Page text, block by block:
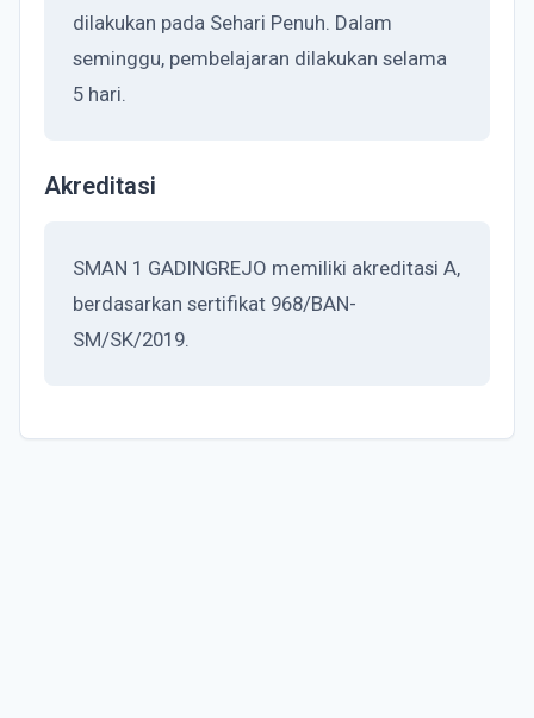
dilakukan pada Sehari Penuh. Dalam
seminggu, pembelajaran dilakukan selama
5 hari.
Akreditasi
SMAN 1 GADINGREJO memiliki akreditasi A,
berdasarkan sertifikat 968/BAN-
SM/SK/2019.